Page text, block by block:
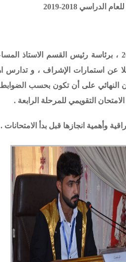
2018-2019
عقد مجلس قسم اللغة العربية اجتماعه الدوري للعام الدراسي 2018- 2019 ، برئاسة
عن استمارات الإشراف ، و تدارس
النهائي على أن تكون بحسب
التقويمي للمرحلة الرابعة .
وأهمية انجازها قبل بدأ الامتحانات .